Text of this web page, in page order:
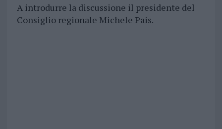
A introdurre la discussione il presidente del
Consiglio regionale Michele Pais.